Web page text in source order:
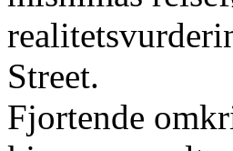
Street.
Fjortende